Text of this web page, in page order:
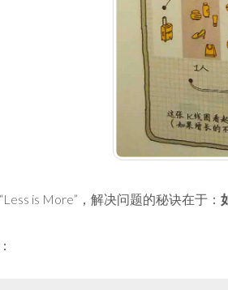
is More”，解决问题的秘诀在于：